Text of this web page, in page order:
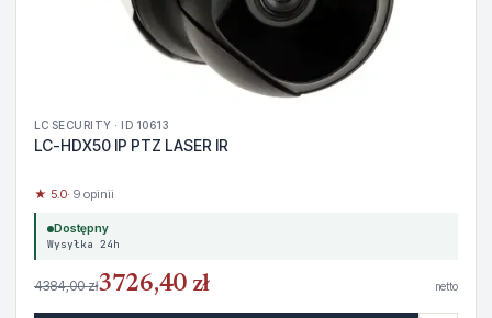
LC SECURITY · ID 10613
LC-HDX50 IP PTZ LASER IR
★ 5.0· 9 opinii
Dostępny
Wysyłka 24h
4384,00 zł3726,40 zł netto